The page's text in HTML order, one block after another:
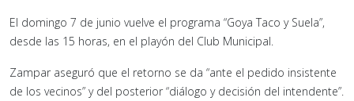
El domingo 7 de junio vuelve el programa “Goya Taco y Suela”,
desde las 15 horas, en el playón del Club Municipal.
Zampar aseguró que el retorno se da “ante el pedido insistente
de los vecinos” y del posterior “diálogo y decisión del intendente”.